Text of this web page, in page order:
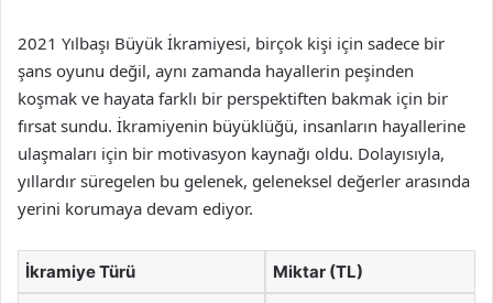
2021 Yılbaşı Büyük İkramiyesi, birçok kişi için sadece bir
şans oyunu değil, aynı zamanda hayallerin peşinden
koşmak ve hayata farklı bir perspektiften bakmak için bir
fırsat sundu. İkramiyenin büyüklüğü, insanların hayallerine
ulaşmaları için bir motivasyon kaynağı oldu. Dolayısıyla,
yıllardır süregelen bu gelenek, geleneksel değerler arasında
yerini korumaya devam ediyor.
İkramiye Türü Miktar (TL)